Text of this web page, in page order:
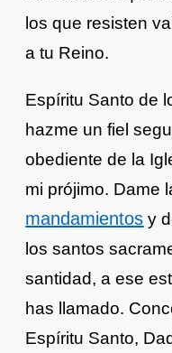
los que resisten
a tu Reino.
Espíritu Santo de
hazme un fiel
obediente de la
mi prójimo. Dame
mandamientos y
los santos
santidad, a ese
has llamado.
Espíritu Santo,